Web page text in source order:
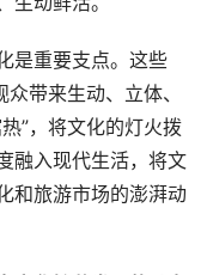
重要支点。这些
带来生动、立体、
”，将文化的灯火拨
融入现代生活，将文
和旅游市场的澎湃动